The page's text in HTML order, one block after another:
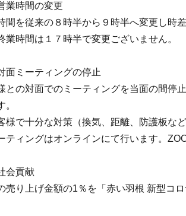
業時間の変更
間を従来の８時半から９時半へ変更し時
業時間は１７時半で変更ございません。
面ミーティングの停止
との対面でのミーティングを当面の間停
。
様で十分な対策（換気、距離、防護板な
ティングはオンラインにて行います。
会貢献
売り上げ金額の1％を「赤い羽根 新型コ